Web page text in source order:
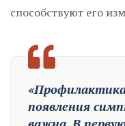
способствуют его
появления